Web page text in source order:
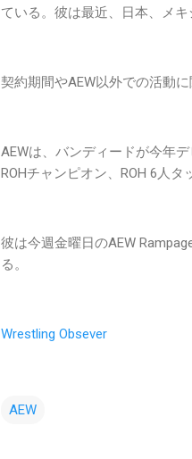
ている。彼は最近、日本、メ
契約期間やAEW以外での活動
AEWは、バンディードが今年
ROHチャンピオン、ROH 6人タ
彼は今週金曜日のAEW
る。
Wrestling Obsever
AEW